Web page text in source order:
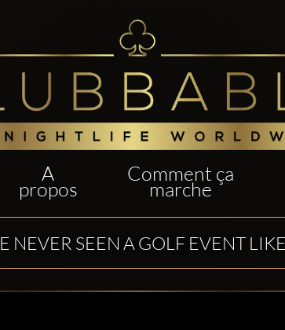
A
propos
Comment ça
marche
NEVER SEEN A GOLF EVENT